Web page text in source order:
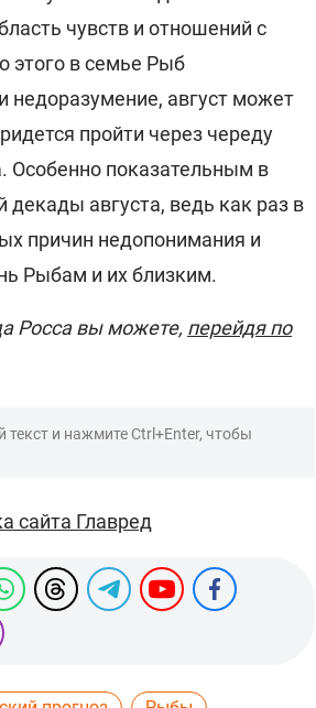
чувств и отношений с
этого в семье Рыб
недоразумение, август может
пройти через череду
Особенно показательным в
августа, ведь как раз в
причин недопонимания и
Рыбам и их близким.
Росса вы можете, перейдя по
и нажмите Ctrl+Enter, чтобы
сайта Главред